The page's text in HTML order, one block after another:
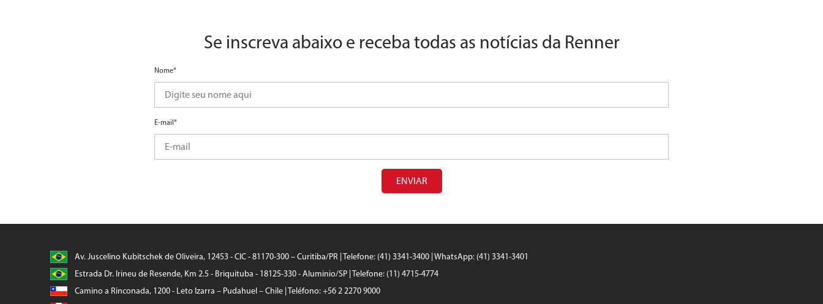
Se inscreva abaixo e receba todas as notícias da Renner
Nome*
E-mail*
ENVIAR
Av. Juscelino Kubitschek de Oliveira, 12453 - CIC - 81170-300 – Curitiba/PR | Telefone: (41) 3341-3400 | WhatsApp: (41) 3341-3401
Estrada Dr. Irineu de Resende, Km 2.5 - Briquituba - 18125-330 - Aluminio/SP | Telefone: (11) 4715-4774
Camino a Rinconada, 1200 - Leto Izarra – Pudahuel – Chile | Teléfono: +56 2 2270 9000